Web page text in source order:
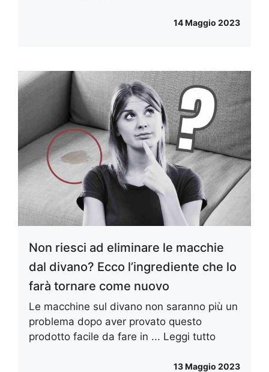
14 Maggio 2023
Non riesci ad eliminare le macchie
dal divano? Ecco l’ingrediente che lo
farà tornare come nuovo
Le macchine sul divano non saranno più un
problema dopo aver provato questo
prodotto facile da fare in ... Leggi tutto
13 Maggio 2023